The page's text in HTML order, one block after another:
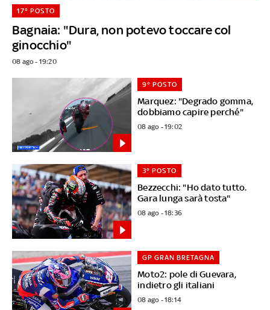
Bagnaia: "Dura, non potevo toccare col
ginocchio"
17° POSTO
08 ago - 19:20
Marquez: "Degrado gomma,
dobbiamo capire perché"
9° POSTO
08 ago - 19:02
Bezzecchi: "Ho dato tutto.
Gara lunga sarà tosta"
3° POSTO
08 ago - 18:36
Moto2: pole di Guevara,
indietro gli italiani
GP GRAN BRETAGNA
08 ago - 18:14